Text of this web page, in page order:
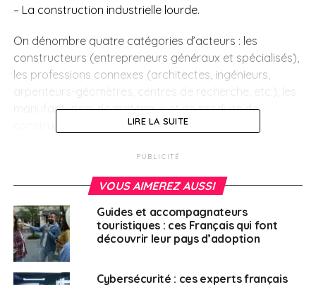
– La construction industrielle lourde.
On dénombre quatre catégories d’acteurs : les
constructeurs (entrepreneurs généraux et spécialisés),
les professions connexes (architectes, ingénieurs,
arpenteurs-géomètres, centres de recherche, etc.), les
manufacturiers de matériaux et de produits de
construction, les grossistes et les distributeurs.
Un emploi sur vingt est lié à cette industrie qui compte
dollars sont investis par an et 13.000 travailleurs
supplémentaires sont recherchés chaque année.
Un besoin de main-
d’œuvre croissant
LIRE LA SUITE
PUBLICITÉ
VOUS AIMEREZ AUSSI
Guides et accompagnateurs
touristiques : ces Français qui font
découvrir leur pays d’adoption
Cybersécurité : ces experts français